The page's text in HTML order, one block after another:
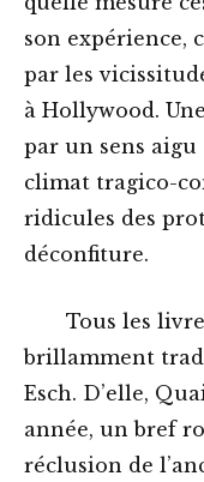
son expérience,
par les
à Hollywood.
par un sens aigu
climat tragico-
ridicules des
déconfiture.
Tous les livres
brillamment
Esch. D’elle,
année, un bref
réclusion de